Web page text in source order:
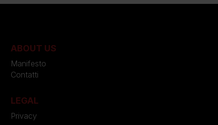
ABOUT US
Manifesto
Contatti
LEGAL
Privacy